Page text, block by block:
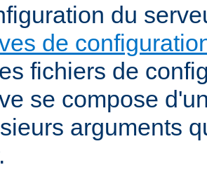
du
de
fichiers de
se compose
arguments